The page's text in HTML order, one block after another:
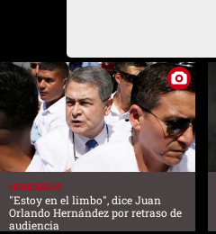
HONDURAS
"Estoy en el limbo", dice Juan
Orlando Hernández por retraso de
audiencia